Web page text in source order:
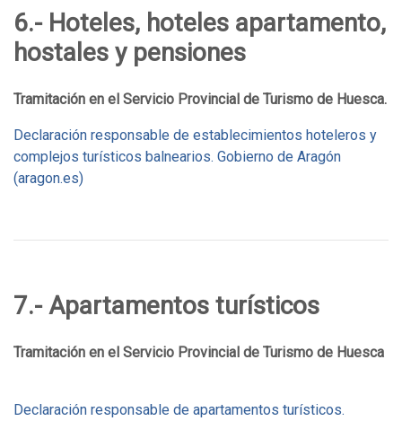
6.- Hoteles, hoteles apartamento,
hostales y pensiones
Tramitación en el Servicio Provincial de Turismo de Huesca.
Declaración responsable de establecimientos hoteleros y
complejos turísticos balnearios. Gobierno de Aragón
(aragon.es)
7.- Apartamentos turísticos
Tramitación en el Servicio Provincial de Turismo de Huesca
Declaración responsable de apartamentos turísticos.